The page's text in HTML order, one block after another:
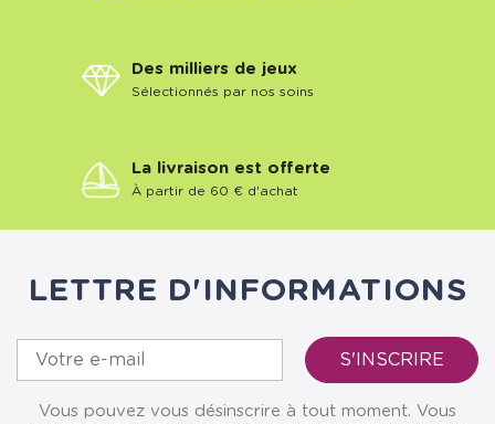
Des milliers de jeux
Sélectionnés par nos soins
La livraison est offerte
À partir de 60 € d'achat
LETTRE D'INFORMATIONS
Vous pouvez vous désinscrire à tout moment. Vous